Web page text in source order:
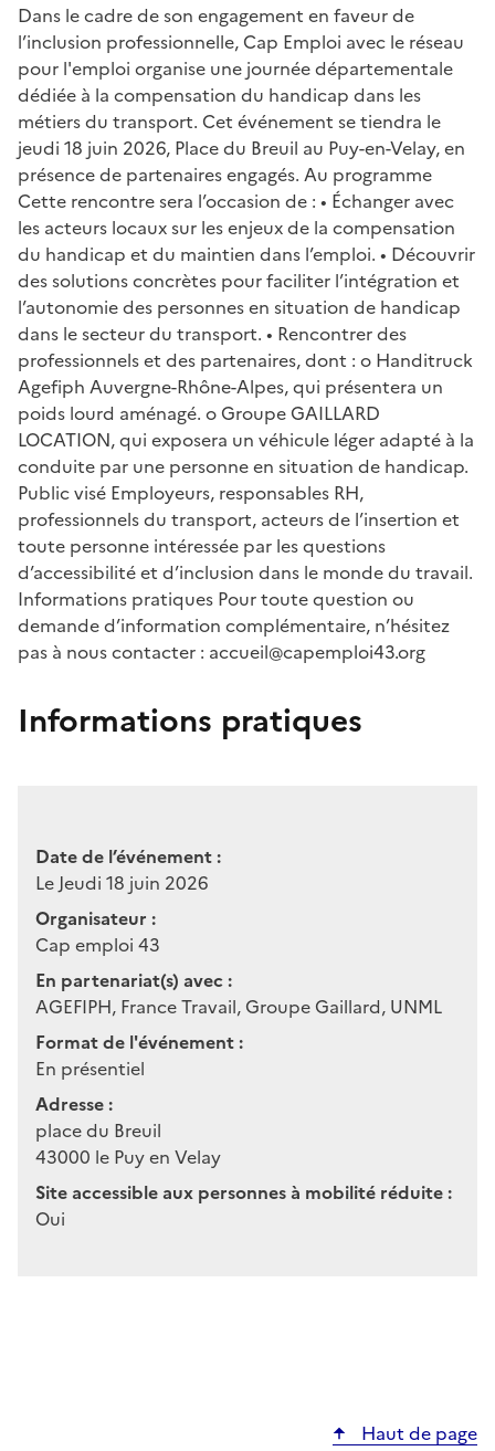
Dans le cadre de son engagement en faveur de
l’inclusion professionnelle, Cap Emploi avec le réseau
pour l'emploi organise une journée départementale
dédiée à la compensation du handicap dans les
métiers du transport. Cet événement se tiendra le
jeudi 18 juin 2026, Place du Breuil au Puy-en-Velay, en
présence de partenaires engagés. Au programme
Cette rencontre sera l’occasion de : • Échanger avec
les acteurs locaux sur les enjeux de la compensation
du handicap et du maintien dans l’emploi. • Découvrir
des solutions concrètes pour faciliter l’intégration et
l’autonomie des personnes en situation de handicap
dans le secteur du transport. • Rencontrer des
professionnels et des partenaires, dont : o Handitruck
Agefiph Auvergne-Rhône-Alpes, qui présentera un
poids lourd aménagé. o Groupe GAILLARD
LOCATION, qui exposera un véhicule léger adapté à la
conduite par une personne en situation de handicap.
Public visé Employeurs, responsables RH,
professionnels du transport, acteurs de l’insertion et
toute personne intéressée par les questions
d’accessibilité et d’inclusion dans le monde du travail.
Informations pratiques Pour toute question ou
demande d’information complémentaire, n’hésitez
pas à nous contacter : accueil@capemploi43.org
Informations pratiques
Date de l’événement :
Le Jeudi 18 juin 2026
Organisateur :
Cap emploi 43
En partenariat(s) avec :
AGEFIPH, France Travail, Groupe Gaillard, UNML
Format de l'événement :
En présentiel
Adresse :
place du Breuil
43000 le Puy en Velay
Site accessible aux personnes à mobilité réduite :
Oui
Haut de page